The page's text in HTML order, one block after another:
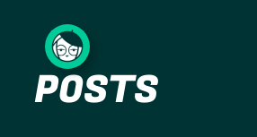
contenido
POSTS